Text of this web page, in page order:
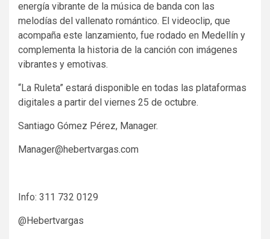
energía vibrante de la música de banda con las
melodías del vallenato romántico. El videoclip, que
acompaña este lanzamiento, fue rodado en Medellín y
complementa la historia de la canción con imágenes
vibrantes y emotivas.
“La Ruleta” estará disponible en todas las plataformas
digitales a partir del viernes 25 de octubre.
Santiago Gómez Pérez, Manager.
Manager@hebertvargas.com
Info: 311 732 0129
@Hebertvargas